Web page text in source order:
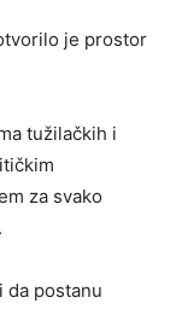
je prostor
tužilačkih i
za svako
da postanu